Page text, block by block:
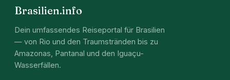
Brasilien.info
Dein umfassendes Reiseportal für Brasilien
— von Rio und den Traumstränden bis zu
Amazonas, Pantanal und den Iguaçu-
Wasserfällen.